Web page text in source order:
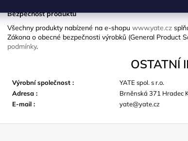
Bezpečnost produktů
Všechny produkty nabízené na e-shopu www.yate.cz
Zákona o obecné bezpečnosti výrobků (General Product
podmínky.
OSTATNÍ
Výrobní společnost :
YATE spol. s r.o.
Adresa :
Brněnská 371 Hradec
E-mail : yate@yate.cz